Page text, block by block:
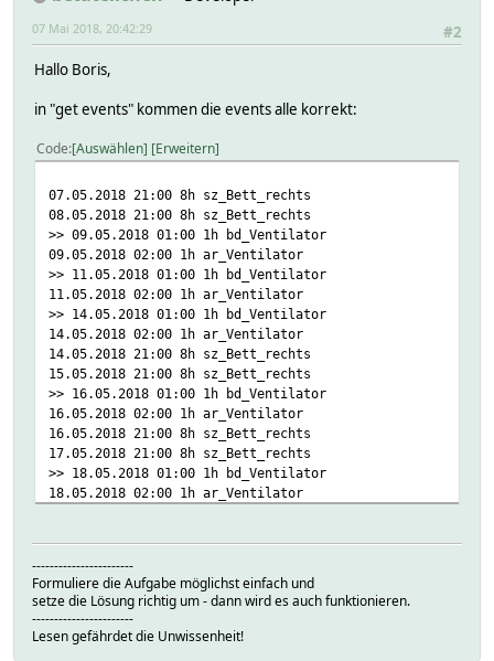
#2
07 Mai 2018, 20:42:29
Hallo Boris,
in "get events" kommen die events alle korrekt:
Code Auswählen Erweitern
07.05.2018 21:00 8h sz_Bett_rechts
08.05.2018 21:00 8h sz_Bett_rechts
>> 09.05.2018 01:00 1h bd_Ventilator
09.05.2018 02:00 1h ar_Ventilator
>> 11.05.2018 01:00 1h bd_Ventilator
11.05.2018 02:00 1h ar_Ventilator
>> 14.05.2018 01:00 1h bd_Ventilator
14.05.2018 02:00 1h ar_Ventilator
14.05.2018 21:00 8h sz_Bett_rechts
15.05.2018 21:00 8h sz_Bett_rechts
>> 16.05.2018 01:00 1h bd_Ventilator
16.05.2018 02:00 1h ar_Ventilator
16.05.2018 21:00 8h sz_Bett_rechts
17.05.2018 21:00 8h sz_Bett_rechts
>> 18.05.2018 01:00 1h bd_Ventilator
18.05.2018 02:00 1h ar_Ventilator
>> 21.05.2018 01:00 1h bd_Ventilator
21.05.2018 02:00 1h ar_Ventilator
-----------------------
Formuliere die Aufgabe möglichst einfach und
setze die Lösung richtig um - dann wird es auch funktionieren.
-----------------------
Lesen gefährdet die Unwissenheit!